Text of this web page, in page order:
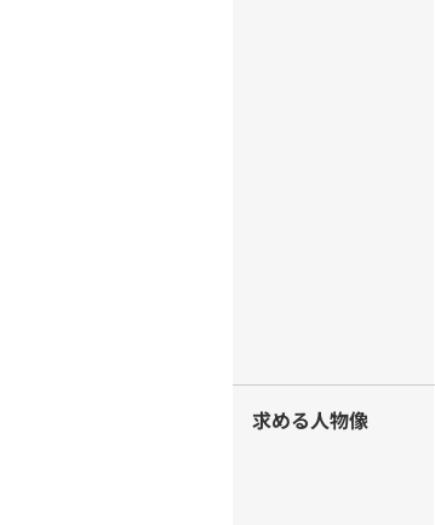
求める人物像